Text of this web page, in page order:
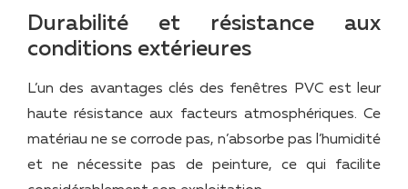
Durabilité et résistance aux
conditions extérieures
L’un des avantages clés des fenêtres PVC est leur
haute résistance aux facteurs atmosphériques. Ce
matériau ne se corrode pas, n’absorbe pas l’humidité
et ne nécessite pas de peinture, ce qui facilite